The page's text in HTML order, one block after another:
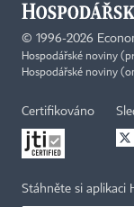
© 1996-2026
Hospodářské noviny
Hospodářské noviny
Certifikováno
Stáhněte si aplikaci